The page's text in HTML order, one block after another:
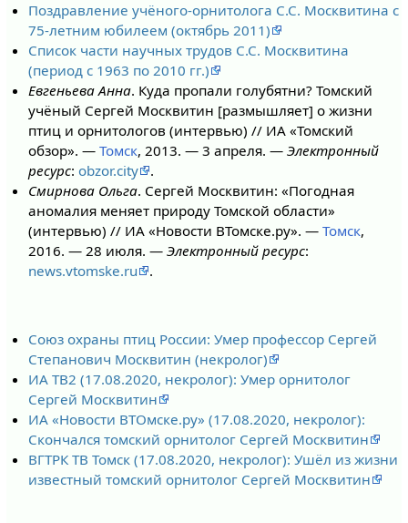
Поздравление учёного-орнитолога С.С. Москвитина с
75-летним юбилеем (октябрь 2011)
Список части научных трудов С.С. Москвитина
(период с 1963 по 2010 гг.)
Евгеньева Анна. Куда пропали голубятни? Томский
учёный Сергей Москвитин [размышляет] о жизни
птиц и орнитологов (интервью) // ИА «Томский
обзор». —Томск, 2013. — 3 апреля. —Электронный
ресурс:obzor.city
.
Смирнова Ольга. Сергей Москвитин: «Погодная
аномалия меняет природу Томской области»
(интервью) // ИА «Новости ВТомске.ру». —Томск,
2016. — 28 июля. —Электронный ресурс:
news.vtomske.ru
.
Союз охраны птиц России: Умер профессор Сергей
Степанович Москвитин (некролог)
ИА ТВ2 (17.08.2020, некролог): Умер орнитолог
Сергей Москвитин
ИА «Новости ВТОмске.ру» (17.08.2020, некролог):
Скончался томский орнитолог Сергей Москвитин
ВГТРК ТВ Томск (17.08.2020, некролог): Ушёл из жизни
известный томский орнитолог Сергей Москвитин